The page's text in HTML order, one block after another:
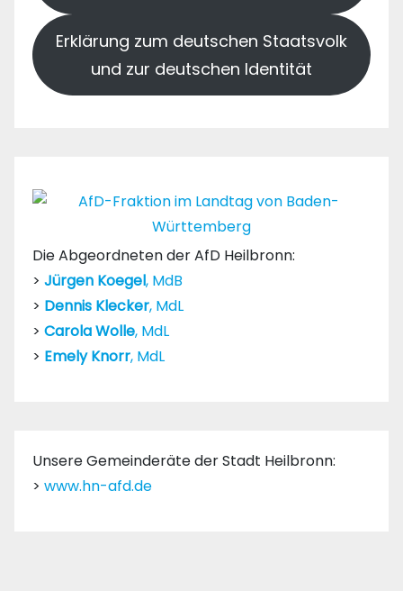
Erklärung zum deutschen Staatsvolk
und zur deutschen Identität
Die Abgeordneten der AfD Heilbronn:
> Jürgen Koegel, MdB
> Dennis Klecker, MdL
> Carola Wolle, MdL
> Emely Knorr, MdL
Unsere Gemeinderäte der Stadt Heilbronn:
> www.hn-afd.de